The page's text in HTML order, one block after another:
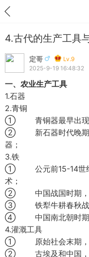
4.古代的生产工具
定哥
Lv.9
2025-9-19 16:48:32
一、农业生产工具
1.石器
2.青铜
① 青铜器最早出现于
② 新石器时代晚期，
器；
3.铁
① 公元前15-14世纪
术；
② 中国战国时期，铁
③ 铁犁牛耕春秋战国
④ 中国南北朝时期
4.灌溉工具
① 原始社会末期，人
② 古埃及和中国，利